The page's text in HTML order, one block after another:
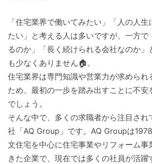
「住宅業界で働いてみたい」「人の人
たい」と考える人は多いですが、一方で
るのか」「長く続けられる会社なのか」
も少なくありません🏠。
住宅業界は専門知識や営業力が求められ
ため、最初の一歩を踏み出すことに不安
でしょう。
そんな中で、多くの求職者から注目され
社「AQ Group」です。AQ Groupは
文住宅を中心に住宅事業やリフォーム事
きた企業で、現在では多くの社員が活躍